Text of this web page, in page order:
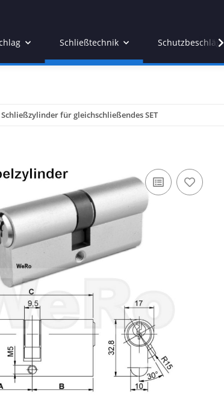
Schließtechnik Schutzbeschläge
Schließzylinder für gleichschließendes SET